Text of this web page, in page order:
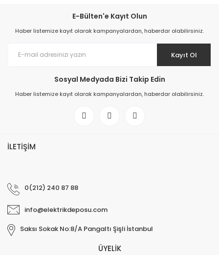
E-Bülten'e Kayıt Olun
Haber listemize kayıt olarak kampanyalardan, haberdar olabilirsiniz.
Kayıt Ol
Sosyal Medyada Bizi Takip Edin
Haber listemize kayıt olarak kampanyalardan, haberdar olabilirsiniz.
İLETİŞİM
0(212) 240 87 88
info@elektrikdeposu.com
Saksı Sokak No:8/A Pangaltı Şişli İstanbul
ÜYELİK